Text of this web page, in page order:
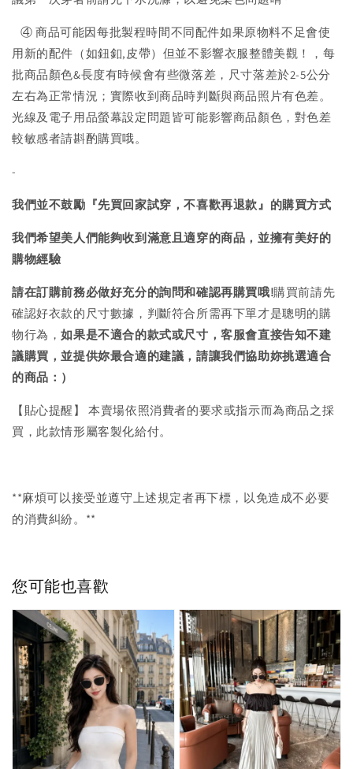
④ 商品可能因每批製程時間不同配件如果原物料不足會使
用新的配件（如鈕釦,皮帶）但並不影響衣服整體美觀！，每
批商品顏色&長度有時候會有些微落差，尺寸落差於2-5公分
左右為正常情況；實際收到商品時判斷與商品照片有色差。
光線及電子用品螢幕設定問題皆可能影響商品顏色，對色差
較敏感者請斟酌購買哦。
-
我們並不鼓勵『先買回家試穿，不喜歡再退款』的購買方式
我們希望美人們能夠收到滿意且適穿的商品，並擁有美好的
購物經驗
請在訂購前務必做好充分的詢問和確認再購買哦!購買前請先
確認好衣款的尺寸數據，判斷符合所需再下單才是聰明的購
物行為，如果是不適合的款式或尺寸，客服會直接告知不建
議購買，並提供妳最合適的建議，請讓我們協助妳挑選適合
的商品：）
【貼心提醒】 本賣場依照消費者的要求或指示而為商品之採
買，此款情形屬客製化給付。
**麻煩可以接受並遵守上述規定者再下標，以免造成不必要
的消費糾紛。**
您可能也喜歡